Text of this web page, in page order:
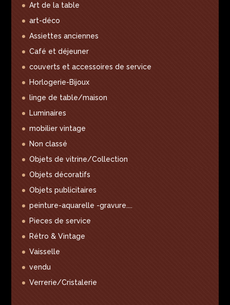
Art de la table
art-déco
Assiettes anciennes
Café et déjeuner
couverts et accessoires de service
Horlogerie-Bijoux
linge de table/maison
Luminaires
mobilier vintage
Non classé
Objets de vitrine/Collection
Objets décoratifs
Objets publicitaires
peinture-aquarelle -gravure....
Pieces de service
Rétro & Vintage
Vaisselle
vendu
Verrerie/Cristalerie